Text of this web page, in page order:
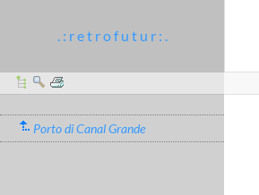
. : r e t r o f u t u r : .
Porto di Canal Grande